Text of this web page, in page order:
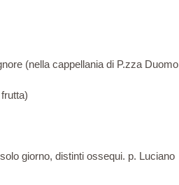
(nella cappellania di P.zza Duomo
giorno, distinti ossequi. p. Luciano